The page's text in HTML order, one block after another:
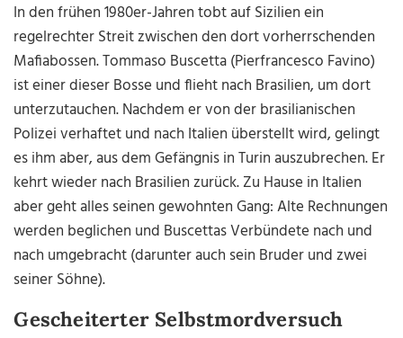
In den frühen 1980er-Jahren tobt auf Sizilien ein
regelrechter Streit zwischen den dort vorherrschenden
Mafiabossen. Tommaso Buscetta (Pierfrancesco Favino)
ist einer dieser Bosse und flieht nach Brasilien, um dort
unterzutauchen. Nachdem er von der brasilianischen
Polizei verhaftet und nach Italien überstellt wird, gelingt
es ihm aber, aus dem Gefängnis in Turin auszubrechen. Er
kehrt wieder nach Brasilien zurück. Zu Hause in Italien
aber geht alles seinen gewohnten Gang: Alte Rechnungen
werden beglichen und Buscettas Verbündete nach und
nach umgebracht (darunter auch sein Bruder und zwei
seiner Söhne).
Gescheiterter Selbstmordversuch